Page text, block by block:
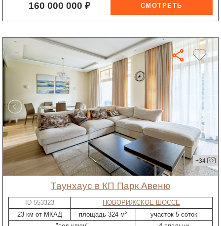
160 000 000 ₽
+34
таунхаус в КП Парк Авеню
ID-553323
НОВОРИЖСКОЕ ШОССЕ
23 км от МКАД
площадь 324 м2
участок 5 соток